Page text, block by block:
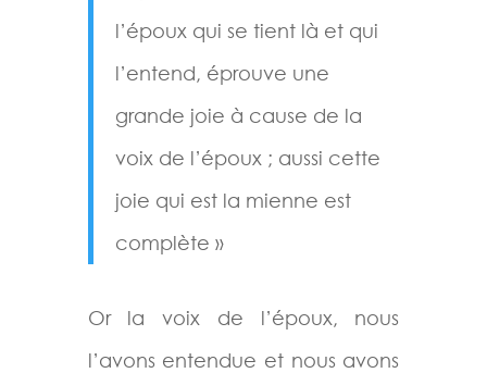
l’époux qui se tient là et qui
l’entend, éprouve une
grande joie à cause de la
voix de l’époux ; aussi cette
joie qui est la mienne est
complète »
Or la voix de l’époux, nous
l’avons entendue et nous avons